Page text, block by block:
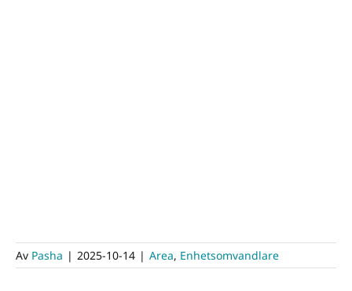
Av Pasha | 2025-10-14 | Area, Enhetsomvandlare